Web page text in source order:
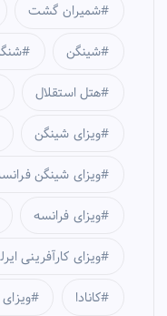
شمیران گشت
شینگن
هتل استقلال
ویزای شینگن
ویزای شینگن
ویزای فرانسه
ویزای کارآفرینی
ویزای کانادا